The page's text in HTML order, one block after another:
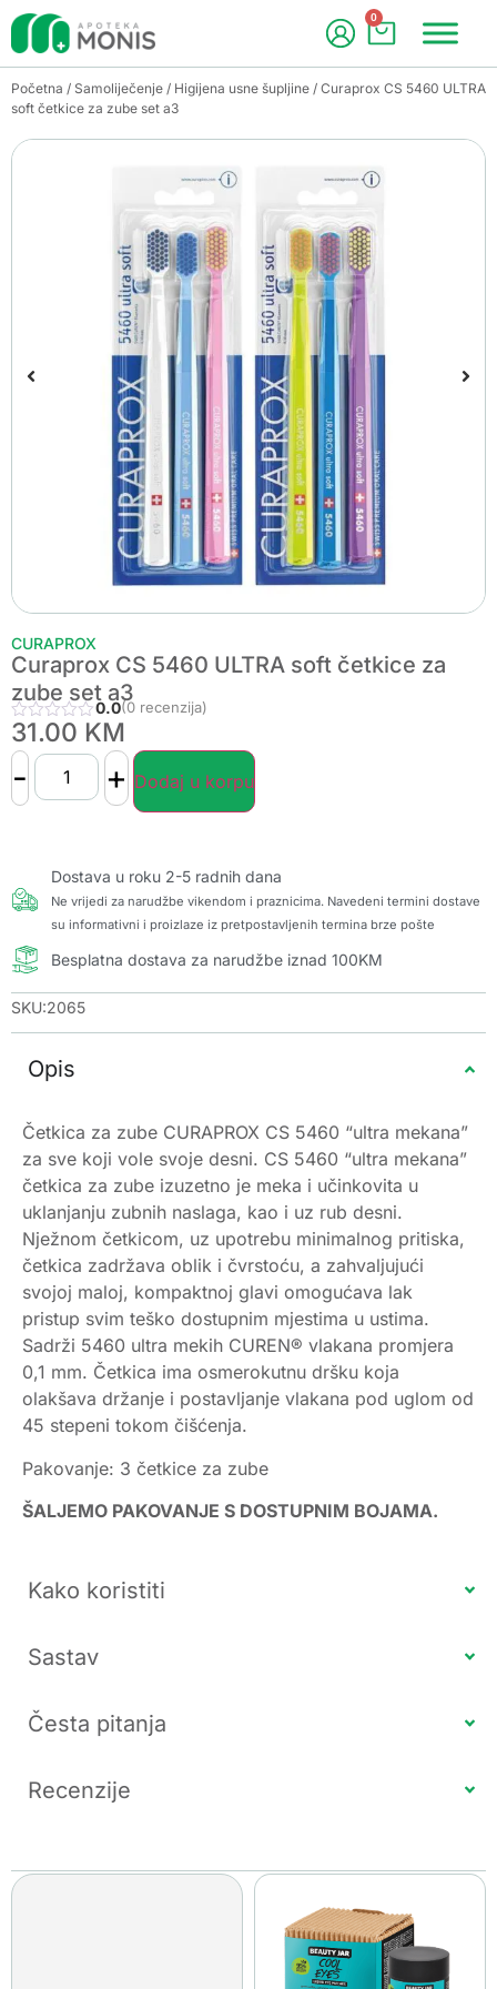
0
Početna / Samoliječenje / Higijena usne šupljine / Curaprox CS 5460 ULTRA
soft četkice za zube set a3
CURAPROX
Curaprox CS 5460 ULTRA soft četkice za
zube set a3
0.0(0 recenzija)
31.00 KM
- + Dodaj u korpu
Dostava u roku 2-5 radnih dana
Ne vrijedi za narudžbe vikendom i praznicima. Navedeni termini dostave
su informativni i proizlaze iz pretpostavljenih termina brze pošte
Besplatna dostava za narudžbe iznad 100KM
SKU:2065
Opis
Četkica za zube CURAPROX CS 5460 “ultra mekana”
za sve koji vole svoje desni. CS 5460 “ultra mekana”
četkica za zube izuzetno je meka i učinkovita u
uklanjanju zubnih naslaga, kao i uz rub desni.
Nježnom četkicom, uz upotrebu minimalnog pritiska,
četkica zadržava oblik i čvrstoću, a zahvaljujući
svojoj maloj, kompaktnoj glavi omogućava lak
pristup svim teško dostupnim mjestima u ustima.
Sadrži 5460 ultra mekih CUREN® vlakana promjera
0,1 mm. Četkica ima osmerokutnu dršku koja
olakšava držanje i postavljanje vlakana pod uglom od
45 stepeni tokom čišćenja.
Pakovanje: 3 četkice za zube
ŠALJEMO PAKOVANJE S DOSTUPNIM BOJAMA.
Kako koristiti
Sastav
Česta pitanja
Recenzije